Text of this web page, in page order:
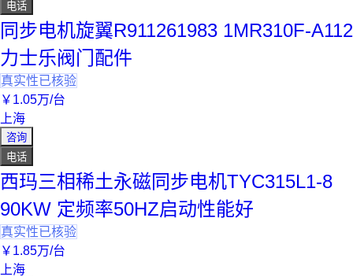
电话
同步电机旋翼R911261983 1MR310F-A112
力士乐阀门配件
真实性已核验
￥ 1.05万/台
上海
咨询
电话
西玛三相稀土永磁同步电机TYC315L1-8
90KW 定频率50HZ启动性能好
真实性已核验
￥ 1.85万/台
上海